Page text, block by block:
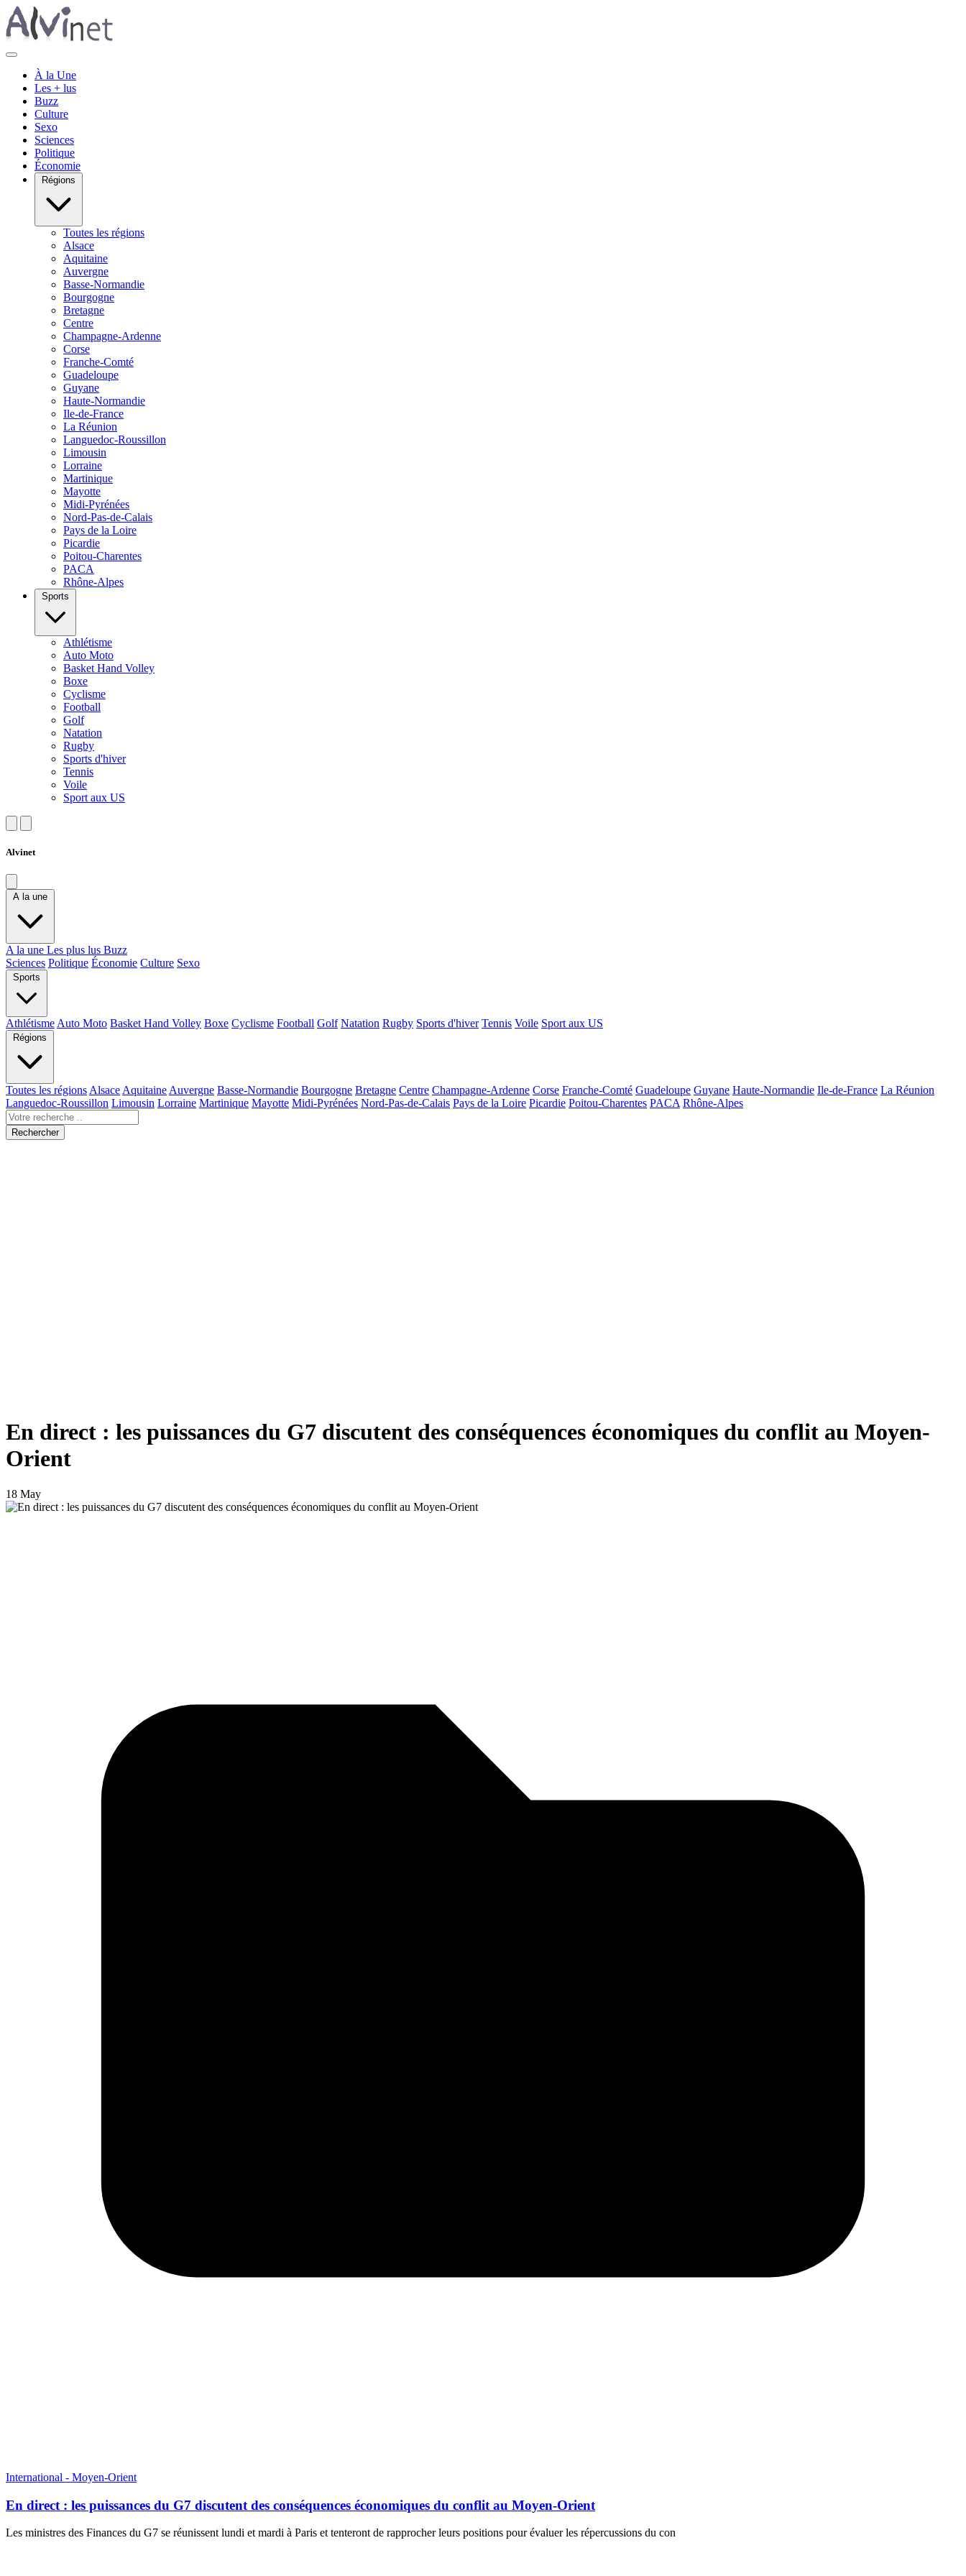
À la Une
Les + lus
Buzz
Culture
Sexo
Sciences
Politique
Économie
Régions
Toutes les régions
Alsace
Aquitaine
Auvergne
Basse-Normandie
Bourgogne
Bretagne
Centre
Champagne-Ardenne
Corse
Franche-Comté
Guadeloupe
Guyane
Haute-Normandie
Ile-de-France
La Réunion
Languedoc-Roussillon
Limousin
Lorraine
Martinique
Mayotte
Midi-Pyrénées
Nord-Pas-de-Calais
Pays de la Loire
Picardie
Poitou-Charentes
PACA
Rhône-Alpes
Sports
Athlétisme
Auto Moto
Basket Hand Volley
Boxe
Cyclisme
Football
Golf
Natation
Rugby
Sports d'hiver
Tennis
Voile
Sport aux US
Alvinet
A la une
A la une Les plus lus Buzz
Sciences Politique Économie Culture Sexo
Sports
Athlétisme Auto Moto Basket Hand Volley Boxe Cyclisme Football Golf Natation Rugby Sports d'hiver Tennis Voile Sport aux US
Régions
Toutes les régions Alsace Aquitaine Auvergne Basse-Normandie Bourgogne Bretagne Centre Champagne-Ardenne Corse Franche-Comté Guadeloupe Guyane Haute-Normandie Ile-de-France La Réunion
Languedoc-Roussillon Limousin Lorraine Martinique Mayotte Midi-Pyrénées Nord-Pas-de-Calais Pays de la Loire Picardie Poitou-Charentes PACA Rhône-Alpes
Rechercher
En direct : les puissances du G7 discutent des conséquences économiques du conflit au Moyen-
Orient
18 May
International - Moyen-Orient
En direct : les puissances du G7 discutent des conséquences économiques du conflit au Moyen-Orient
Les ministres des Finances du G7 se réunissent lundi et mardi à Paris et tenteront de rapprocher leurs positions pour évaluer les répercussions du con